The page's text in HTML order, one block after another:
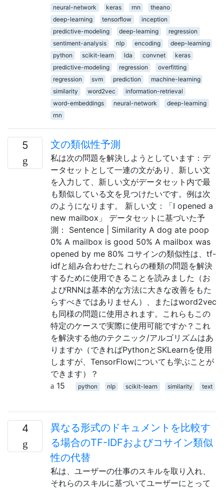
neural-network
keras rnn
theano
deep-learning
tensorflow
inception
predictive-modeling
deep-learning
regression
sentiment-analysis
nlp encoding
deep-learning
python
scikit-learn lda convnet
keras
predictive-modeling
regression
overfitting
regression
svm prediction
machine-learning
similarity
word2vec
information-retrieval
word-embeddings
neural-network
deep-learning
rnn
5 文の類似性予測
私は次の問題を解決しようとしています：デ
ータセットとして一連の文があり、新しい文
を入力して、新しい文がデータセット内で最
も類似している文を見つけたいです。例は次
のようになります。 新しい文：「I opened a
new mailbox」 データセットに基づいた予
測： Sentence | Similarity A dog ate poop
0% A mailbox is good 50% A mailbox was
opened by me 80% コサインの類似性は、tf-
idfと組み合わせたこれらの種類の問題を解決
するために使用できることを読みました（お
よびRNNは基本的な方法に大きな改善をもた
らすべきではありません）、またはword2vec
も同様の問題に使用されます。これらもこの
特定のケースで実際に使用可能ですか？これ
を解決する他のテクニック/アルゴリズムはあ
りますか（できればPythonとSKLearnを使用
しますが、TensorFlowについても学ぶことが
できます）？
15
python nlp scikit-learn similarity text
4
異なる形式のドキュメントを比較す
る場合のTF-IDFおよびコサイン類似
性の代替
私は、ユーザーの仕事のスキルを取り入れ、
それらのスキルに基づいてユーザーにとって